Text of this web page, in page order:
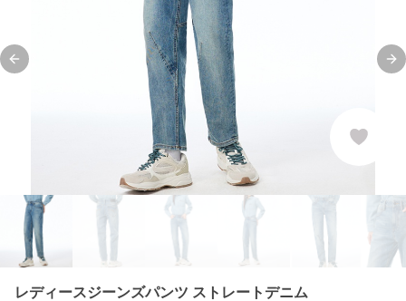
Previous slide
レディースジーンズパンツ ストレートデニム